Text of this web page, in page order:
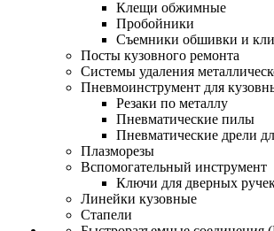
Клещи обжимные
Пробойники
Съемники обшивки и
Посты кузовного ремонта
Системы удаления
Пневмоинструмент для
Резаки по металлу
Пневматические пилы
Пневматические дрели
Плазморезы
Вспомогательный инструмент
Ключи для дверных
Линейки кузовные
Стапели